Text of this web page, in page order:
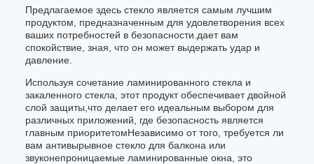
Предлагаемое здесь стекло является самым лучшим
продуктом, предназначенным для удовлетворения всех
ваших потребностей в безопасности.дает вам
спокойствие, зная, что он может выдержать удар и
давление.
Используя сочетание ламинированного стекла и
закаленного стекла, этот продукт обеспечивает двойной
слой защиты,что делает его идеальным выбором для
различных приложений, где безопасность является
главным приоритетомНезависимо от того, требуется ли
вам антивырывное стекло для балкона или
звуконепроницаемые ламинированные окна, это